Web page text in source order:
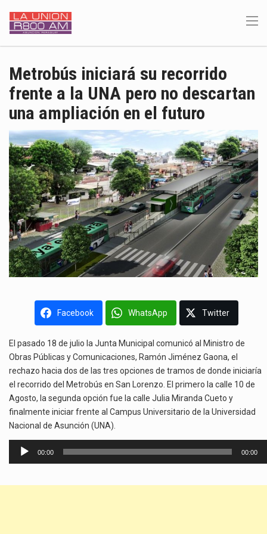
Metrobús iniciará su recorrido
frente a la UNA pero no descartan
una ampliación en el futuro
Facebook WhatsApp Twitter
El pasado 18 de julio la Junta Municipal comunicó al Ministro de
Obras Públicas y Comunicaciones, Ramón Jiménez Gaona, el
rechazo hacia dos de las tres opciones de tramos de donde iniciaría
el recorrido del Metrobús en San Lorenzo. El primero la calle 10 de
Agosto, la segunda opción fue la calle Julia Miranda Cueto y
finalmente iniciar frente al Campus Universitario de la Universidad
Nacional de Asunción (UNA).
Reproductor
00:00 00:00